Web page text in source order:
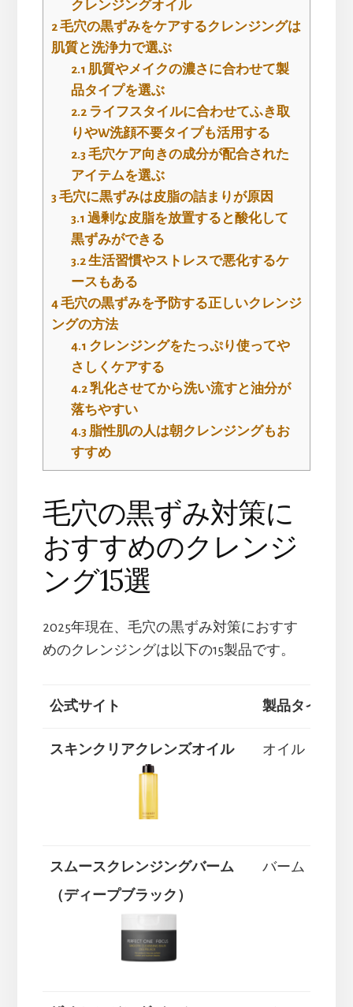
クレンジングオイル
2毛穴の黒ずみをケアするクレンジングは
肌質と洗浄力で選ぶ
2.1 肌質やメイクの濃さに合わせて製
品タイプを選ぶ
2.2 ライフスタイルに合わせてふき取
りやW洗顔不要タイプも活用する
2.3 毛穴ケア向きの成分が配合された
アイテムを選ぶ
3 毛穴に黒ずみは皮脂の詰まりが原因
3.1 過剰な皮脂を放置すると酸化して
黒ずみができる
3.2生活習慣やストレスで悪化するケ
ースもある
4毛穴の黒ずみを予防する正しいクレンジ
ングの方法
4.1 クレンジングをたっぷり使ってや
さしくケアする
4.2乳化させてから洗い流すと油分が
落ちやすい
4.3 脂性肌の人は朝クレンジングもお
すすめ
毛穴の黒ずみ対策に
おすすめのクレンジ
ング15選
2025年現在、毛穴の黒ずみ対策におすす
めのクレンジングは以下の15製品です。
公式サイト 製品タイプ
スキンクリアクレンズオイル オイル
スムースクレンジングバーム
（ディープブラック）
バーム